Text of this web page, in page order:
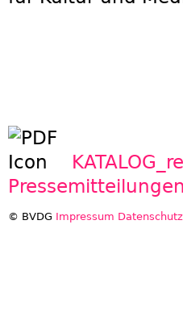
Pressemitteilungen
© BVDG Impressum